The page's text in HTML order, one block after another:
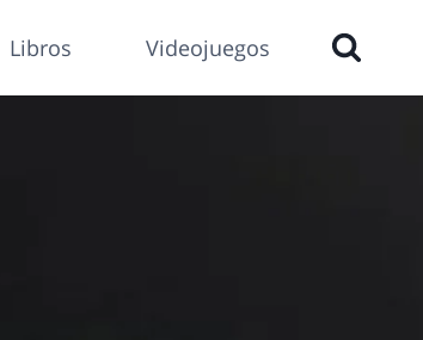
Libros Videojuegos